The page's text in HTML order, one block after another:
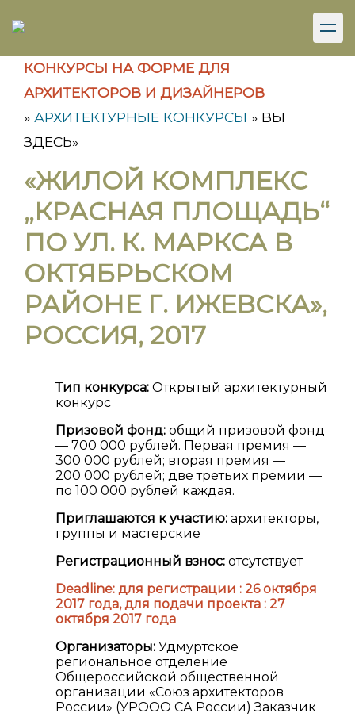
КОНКУРСЫ НА ФОРМЕ ДЛЯ
АРХИТЕКТОРОВ И ДИЗАЙНЕРОВ
» АРХИТЕКТУРНЫЕ КОНКУРСЫ » ВЫ
ЗДЕСЬ»
«ЖИЛОЙ КОМПЛЕКС
„КРАСНАЯ ПЛОЩАДЬ“
ПО УЛ. К. МАРКСА В
ОКТЯБРЬСКОМ
РАЙОНЕ Г. ИЖЕВСКА»,
РОССИЯ, 2017
Тип конкурса: Открытый архитектурный
конкурс
Призовой фонд: общий призовой фонд
— 700 000 рублей. Первая премия —
300 000 рублей; вторая премия —
200 000 рублей; две третьих премии —
по 100 000 рублей каждая.
Приглашаются к участию: архитекторы,
группы и мастерские
Регистрационный взнос: отсутствует
Deadline: для регистрации : 26 октября
2017 года, для подачи проекта : 27
октября 2017 года
Организаторы: Удмуртское
региональное отделение
Общероссийской общественной
организации «Союз архитекторов
России» (УРООО СА России) Заказчик